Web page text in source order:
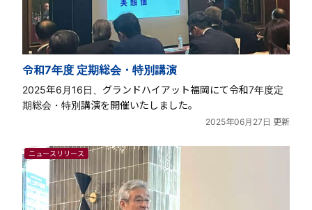
令和7年度 定期総会・特別講演
2025年6月16日、グランドハイアット福岡にて令和7年度定
期総会・特別講演を開催いたしました。
2025年06月27日 更新
ニュースリリース